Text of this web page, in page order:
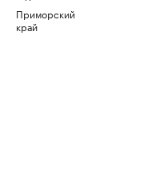
Приморский
край